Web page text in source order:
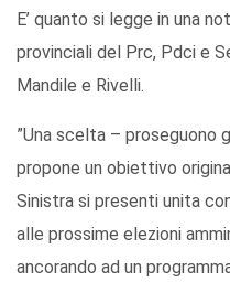
E’ quanto si legge in una
provinciali del Prc, Pdci e
Mandile e Rivelli.
”Una scelta – proseguono
propone un obiettivo
Sinistra si presenti unita
alle prossime elezioni
ancorando ad un